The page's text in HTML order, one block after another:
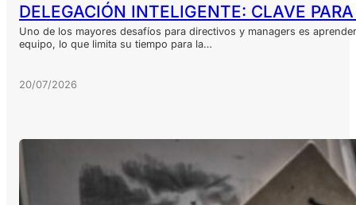
DELEGACIÓN INTELIGENTE: CLAVE
Uno de los mayores desafíos para directivos y managers es
equipo, lo que limita su tiempo para la…
20/07/2026